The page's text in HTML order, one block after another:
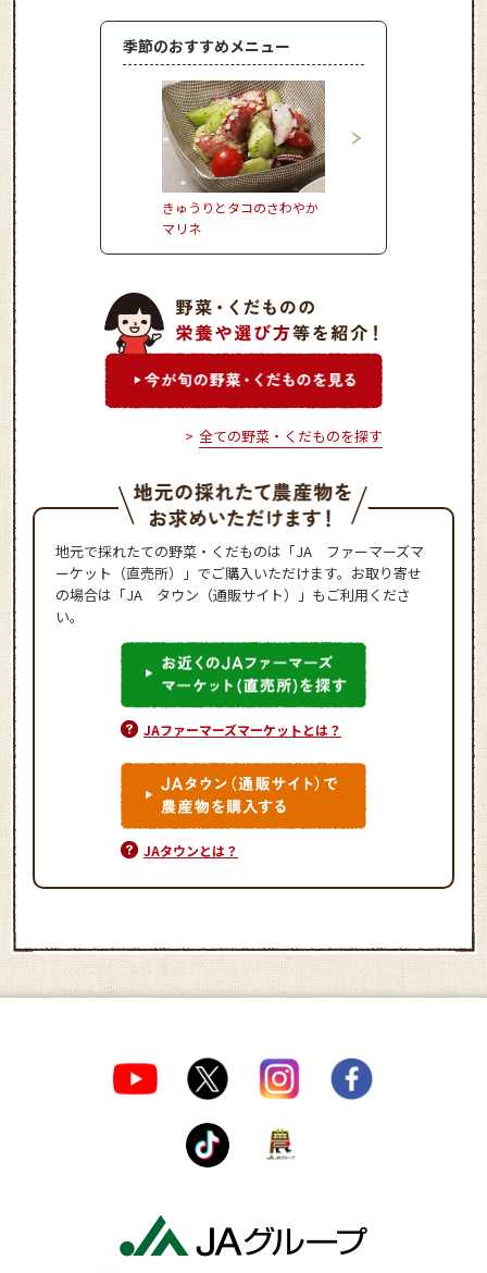
季節のおすすめメニュー
きゅうりとタコのさわやか
マリネ
お野菜たっぷりかき揚げ
全ての野菜・くだものを探す
地元で採れたての野菜・くだものは「JA ファーマーズマ
ーケット（直売所）」でご購入いただけます。お取り寄せ
の場合は「JA タウン（通販サイト）」もご利用くださ
い。
JAファーマーズマーケットとは？
JAタウンとは？